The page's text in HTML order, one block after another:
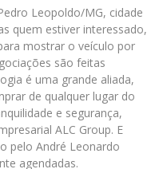
Leopoldo/MG, cidade
quem estiver interessado,
mostrar o veículo por
são feitas
é uma grande aliada,
de qualquer lugar do
e segurança,
ALC Group. E
pelo André Leonardo
agendadas.